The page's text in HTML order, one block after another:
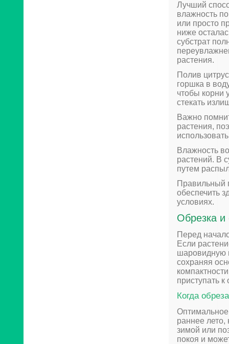
Лучший
влажность
или просто
ниже
субстрат
растения.
Полив
горшка в
чтобы корни
стекать
Важно
растения,
Влажность
растений. В
путем
Правильный
обеспечить
условиях.
Обрезка
Перед
Если
шаровидную
сохраняя
приступать к
Когда
Оптимальное
раннее лето,
зимой или
покоя и